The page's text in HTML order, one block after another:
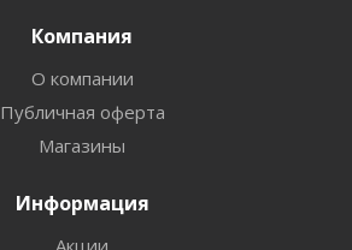
Компания
О компании
Публичная оферта
Магазины
Информация
Акции